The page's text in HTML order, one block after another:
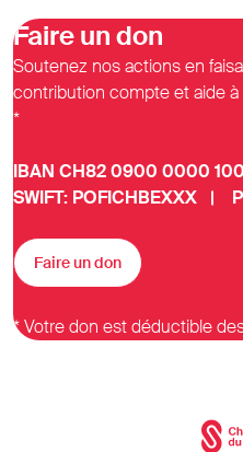
Faire un don
Soutenez nos actions en
contribution compte et aide
*
IBAN CH82 0900 0000
SWIFT: POFICHBEXXX |
Faire un don
* Votre don est déductible